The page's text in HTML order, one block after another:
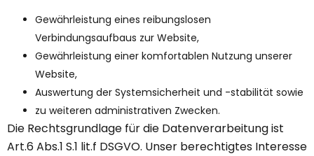
Gewährleistung eines reibungslosen
Verbindungsaufbaus zur Website,
Gewährleistung einer komfortablen Nutzung unserer
Website,
Auswertung der Systemsicherheit und -stabilität sowie
zu weiteren administrativen Zwecken.
Die Rechtsgrundlage für die Datenverarbeitung ist
Art.6 Abs.1 S.1 lit.f DSGVO. Unser berechtigtes Interesse